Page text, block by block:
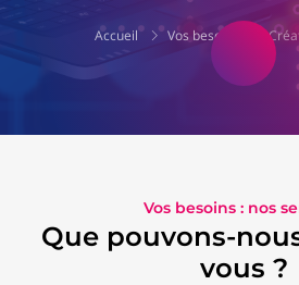
Accueil Vos besoins
Vos besoins : nos
Que pouvons-
vous ?